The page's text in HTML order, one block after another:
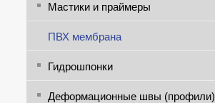
Мастики и праймеры
ПВХ мембрана
Гидрошпонки
Деформационные швы (профили)